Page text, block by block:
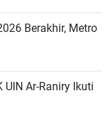
Berakhir, Metro
UIN Ar-Raniry Ikuti